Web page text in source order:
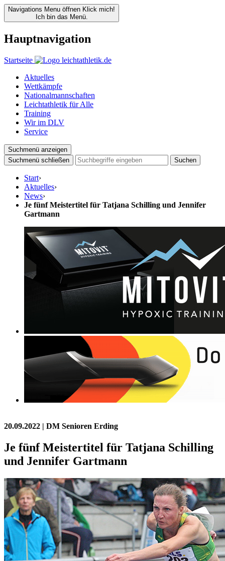
Navigations Menu öffnen Klick mich!
Ich bin das Menü.
Hauptnavigation
Startseite
Aktuelles
Wettkämpfe
Nationalmannschaften
Leichtathletik für Alle
Training
Wir im DLV
Service
Suchmenü anzeigen
Suchmenü schließen
Suchen
Start›
Aktuelles›
News›
Je fünf Meistertitel für Tatjana Schilling und Jennifer
Gartmann
20.09.2022 | DM Senioren Erding
Je fünf Meistertitel für Tatjana Schilling
und Jennifer Gartmann